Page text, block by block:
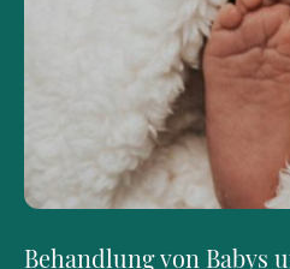
Behandlung von Babys